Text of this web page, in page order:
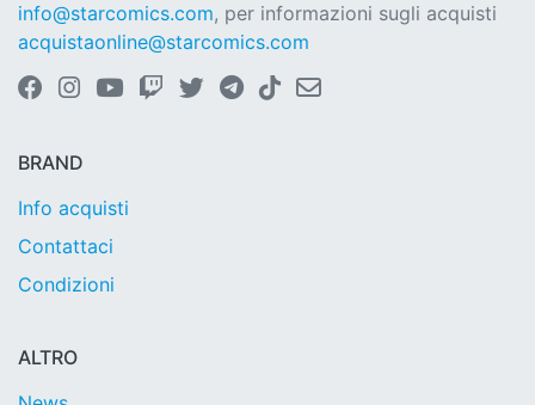
info@starcomics.com, per informazioni sugli acquisti
acquistaonline@starcomics.com
BRAND
Info acquisti
Contattaci
Condizioni
ALTRO